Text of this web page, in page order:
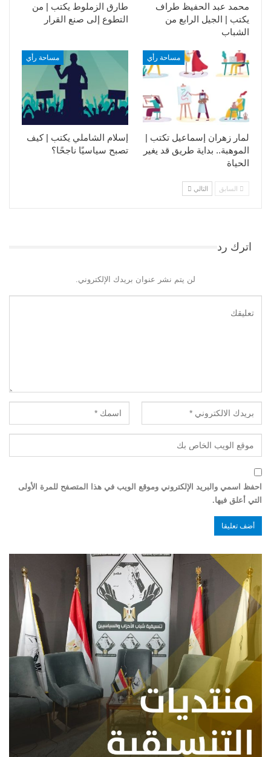
طارق الزملوط يكتب | من
التطوع إلى صنع القرار
محمد عبد الحفيظ طراف
يكتب | الجيل الرابع من
الشباب
مساحة رأي
إسلام الشاملي يكتب | كيف
تصبح سياسيًا ناجحًا؟
مساحة رأي
لمار زهران إسماعيل تكتب |
الموهبة.. بداية طريق قد يغير
الحياة
السابق التالي
اترك رد
لن يتم نشر عنوان بريدك الإلكتروني.
احفظ اسمي والبريد الإلكتروني وموقع الويب في هذا المتصفح للمرة الأولى
التي أعلق فيها.